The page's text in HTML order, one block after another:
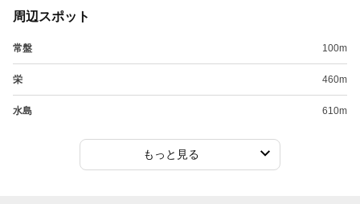
周辺スポット
常盤 100m
栄 460m
水島 610m
もっと見る